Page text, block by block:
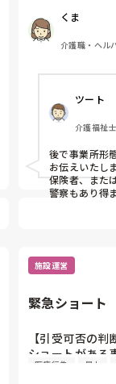
だ｣と言われま
いるとかでは無
家から職場が
るのに皆早く
前残業という
の分早く帰れ
入職時に前残
前に｢〇時まで
いた。電源を
ければならな
正直｢は？｣と思
ら仕事開始し
何？私はただで
いと伝えてい
い？準備してく
あまり、ア
みません。
方ないと…　医
ろしいです。ど
くま
介護職・ヘル
ツート
介護福祉
後で事業所形
お伝えいたし
保険者、また
警察もあり得ま
どんな状況な
朝…　住宅型
ら、そのよう
ん、当たり前
であれば、訪
すし、対応不
念の為ですが
介護職が単位
論外です…　
施設運営
緊急ショート
【引受可否の判
ショートがある
医療行為 暴力